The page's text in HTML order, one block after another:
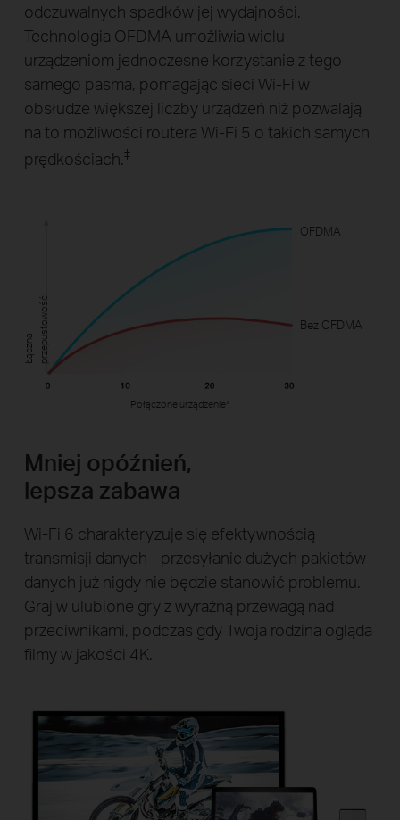
odczuwalnych spadków jej wydajności.
Technologia OFDMA umożliwia wielu
urządzeniom jednoczesne korzystanie z tego
samego pasma, pomagając sieci Wi-Fi w
obsłudze większej liczby urządzeń niż pozwalają
na to możliwości routera Wi-Fi 5 o takich samych
prędkościach.‡
OFDMA
Bez OFDMA
Połączone urządzenie*
Ł
ą
c
z
n
a
p
r
z
e
p
u
s
t
o
w
o
ś ć
Mniej opóźnień,
lepsza zabawa
Wi-Fi 6 charakteryzuje się efektywnością
transmisji danych - przesyłanie dużych pakietów
danych już nigdy nie będzie stanowić problemu.
Graj w ulubione gry z wyraźną przewagą nad
przeciwnikami, podczas gdy Twoja rodzina ogląda
filmy w jakości 4K.